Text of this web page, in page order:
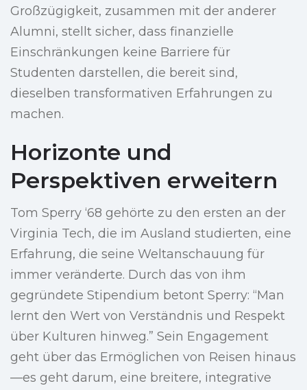
Großzügigkeit, zusammen mit der anderer
Alumni, stellt sicher, dass finanzielle
Einschränkungen keine Barriere für
Studenten darstellen, die bereit sind,
dieselben transformativen Erfahrungen zu
machen.
Horizonte und
Perspektiven erweitern
Tom Sperry ‘68 gehörte zu den ersten an der
Virginia Tech, die im Ausland studierten, eine
Erfahrung, die seine Weltanschauung für
immer veränderte. Durch das von ihm
gegründete Stipendium betont Sperry: “Man
lernt den Wert von Verständnis und Respekt
über Kulturen hinweg.” Sein Engagement
geht über das Ermöglichen von Reisen hinaus
—es geht darum, eine breitere, integrative